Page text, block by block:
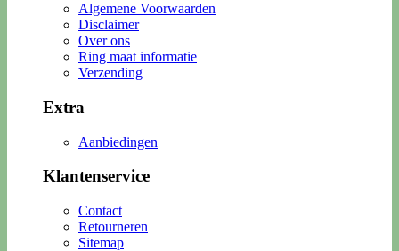
Algemene Voorwaarden
Disclaimer
Over ons
Ring maat informatie
Verzending
Extra
Aanbiedingen
Klantenservice
Contact
Retourneren
Sitemap